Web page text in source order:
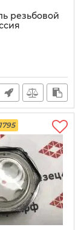
резьбовой